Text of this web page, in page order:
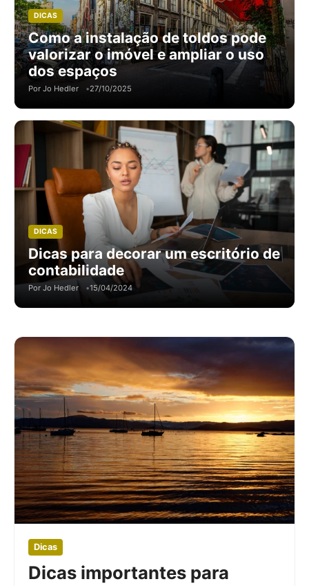
DICAS
Como a instalação de toldos pode
valorizar o imóvel e ampliar o uso
dos espaços
Por Jo Hedler 27/10/2025
DICAS
Dicas para decorar um escritório de
contabilidade
Por Jo Hedler 15/04/2024
Dicas
Dicas importantes para